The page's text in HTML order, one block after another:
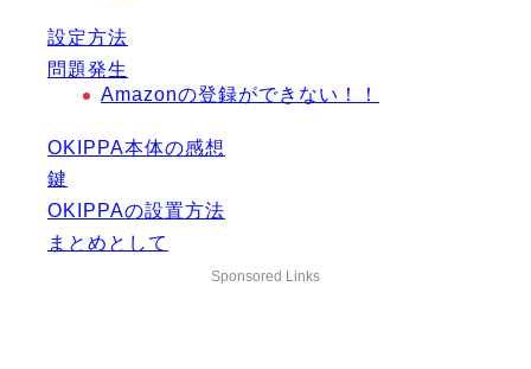
設定方法
問題発生
Amazonの登録ができない！！
OKIPPA本体の感想
鍵
OKIPPAの設置方法
まとめとして
Sponsored Links